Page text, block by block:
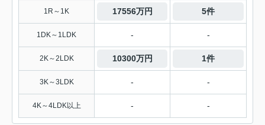
1R～1K 17556万円 5件
1DK～1LDK - -
2K～2LDK 10300万円 1件
3K～3LDK - -
4K～4LDK以上 - -